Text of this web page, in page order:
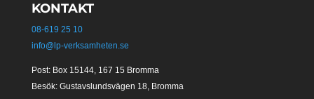
KONTAKT
08-619 25 10
info@lp-verksamheten.se
Post: Box 15144, 167 15 Bromma
Besök: Gustavslundsvägen 18, Bromma